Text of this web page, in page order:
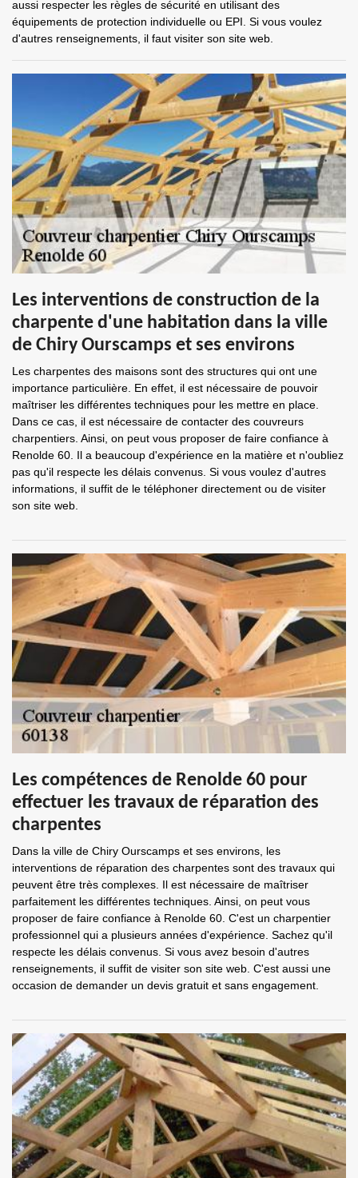
aussi respecter les règles de sécurité en utilisant des
équipements de protection individuelle ou EPI. Si vous voulez
d'autres renseignements, il faut visiter son site web.
Les interventions de construction de la
charpente d'une habitation dans la ville
de Chiry Ourscamps et ses environs
Les charpentes des maisons sont des structures qui ont une
importance particulière. En effet, il est nécessaire de pouvoir
maîtriser les différentes techniques pour les mettre en place.
Dans ce cas, il est nécessaire de contacter des couvreurs
charpentiers. Ainsi, on peut vous proposer de faire confiance à
Renolde 60. Il a beaucoup d'expérience en la matière et n'oubliez
pas qu'il respecte les délais convenus. Si vous voulez d'autres
informations, il suffit de le téléphoner directement ou de visiter
son site web.
Les compétences de Renolde 60 pour
effectuer les travaux de réparation des
charpentes
Dans la ville de Chiry Ourscamps et ses environs, les
interventions de réparation des charpentes sont des travaux qui
peuvent être très complexes. Il est nécessaire de maîtriser
parfaitement les différentes techniques. Ainsi, on peut vous
proposer de faire confiance à Renolde 60. C'est un charpentier
professionnel qui a plusieurs années d'expérience. Sachez qu'il
respecte les délais convenus. Si vous avez besoin d'autres
renseignements, il suffit de visiter son site web. C'est aussi une
occasion de demander un devis gratuit et sans engagement.